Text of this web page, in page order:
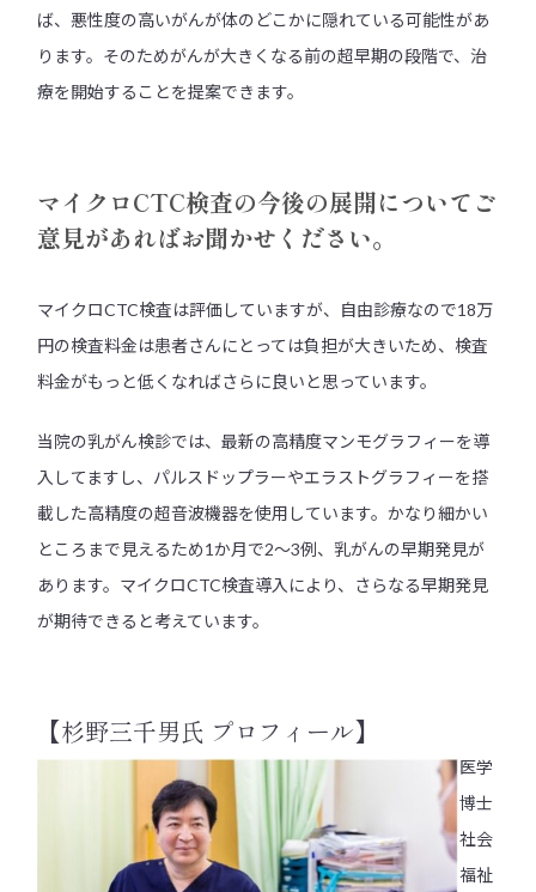
ば、悪性度の高いがんが体のどこかに隠れている可能性があ
ります。そのためがんが大きくなる前の超早期の段階で、治
療を開始することを提案できます。
マイクロCTC検査の今後の展開についてご
意見があればお聞かせください。
マイクロCTC検査は評価していますが、自由診療なので18万
円の検査料金は患者さんにとっては負担が大きいため、検査
料金がもっと低くなればさらに良いと思っています。
当院の乳がん検診では、最新の高精度マンモグラフィーを導
入してますし、パルスドップラーやエラストグラフィーを搭
載した高精度の超音波機器を使用しています。かなり細かい
ところまで見えるため1か月で2～3例、乳がんの早期発見が
あります。マイクロCTC検査導入により、さらなる早期発見
が期待できると考えています。
【杉野三千男氏 プロフィール】
医学
博士
社会
福祉